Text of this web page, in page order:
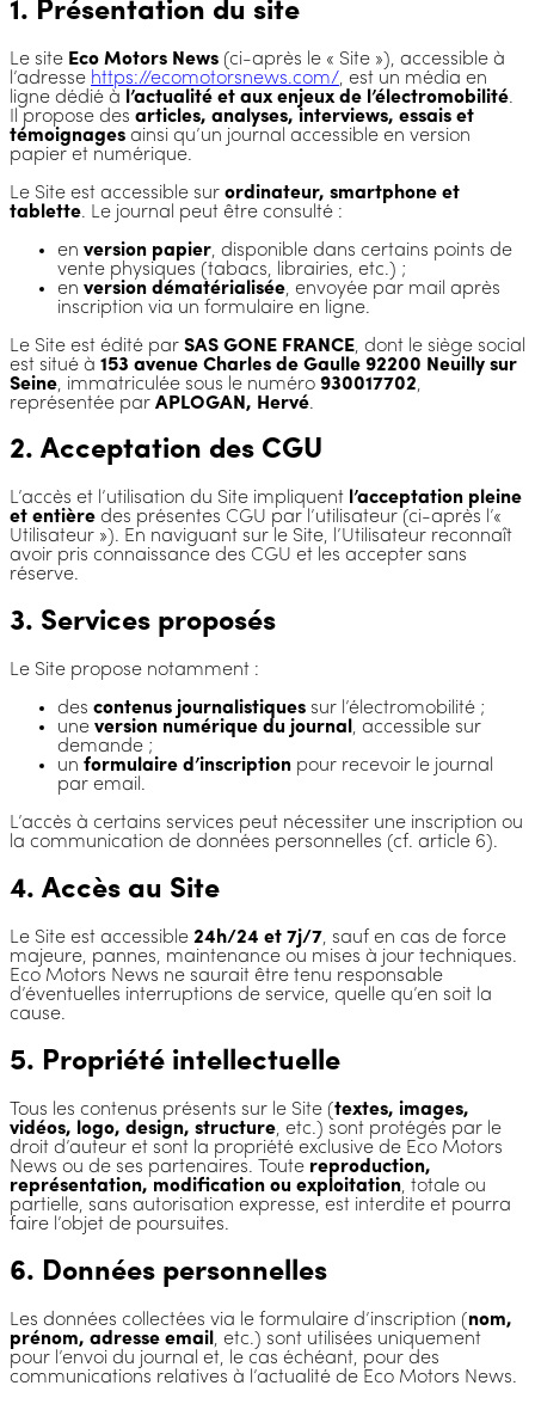
1. Présentation du site
Le site Eco Motors News (ci-après le « Site »), accessible à
l’adresse https://ecomotorsnews.com/, est un média en
ligne dédié à l’actualité et aux enjeux de l’électromobilité.
Il propose des articles, analyses, interviews, essais et
témoignages ainsi qu’un journal accessible en version
papier et numérique.
Le Site est accessible sur ordinateur, smartphone et
tablette. Le journal peut être consulté :
en version papier, disponible dans certains points de
vente physiques (tabacs, librairies, etc.) ;
en version dématérialisée, envoyée par mail après
inscription via un formulaire en ligne.
Le Site est édité par SAS GONE FRANCE, dont le siège social
est situé à 153 avenue Charles de Gaulle 92200 Neuilly sur
Seine, immatriculée sous le numéro 930017702,
représentée par APLOGAN, Hervé.
2. Acceptation des CGU
L’accès et l’utilisation du Site impliquent l’acceptation pleine
et entière des présentes CGU par l’utilisateur (ci-après l’«
Utilisateur »). En naviguant sur le Site, l’Utilisateur reconnaît
avoir pris connaissance des CGU et les accepter sans
réserve.
3. Services proposés
Le Site propose notamment :
des contenus journalistiques sur l’électromobilité ;
une version numérique du journal , accessible sur
demande ;
un formulaire d’inscription pour recevoir le journal
par email.
L’accès à certains services peut nécessiter une inscription ou
la communication de données personnelles (cf. article 6).
4. Accès au Site
Le Site est accessible 24h/24 et 7j/7, sauf en cas de force
majeure, pannes, maintenance ou mises à jour techniques.
Eco Motors News ne saurait être tenu responsable
d’éventuelles interruptions de service, quelle qu’en soit la
cause.
5. Propriété intellectuelle
Tous les contenus présents sur le Site (textes, images,
vidéos, logo, design, structure, etc.) sont protégés par le
droit d’auteur et sont la propriété exclusive de Eco Motors
News ou de ses partenaires. Toute reproduction,
représentation, modification ou exploitation, totale ou
partielle, sans autorisation expresse, est interdite et pourra
faire l’objet de poursuites.
6. Données personnelles
Les données collectées via le formulaire d’inscription (nom,
prénom, adresse email , etc.) sont utilisées uniquement
pour l’envoi du journal et, le cas échéant, pour des
communications relatives à l’actualité de Eco Motors News.